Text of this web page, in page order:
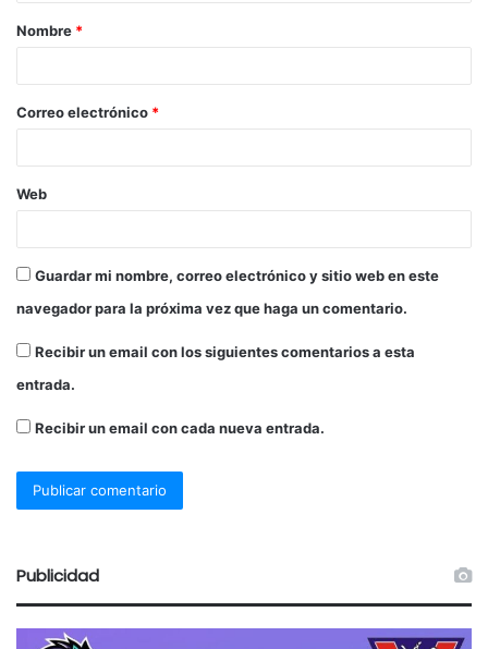
Nombre *
Correo electrónico *
Web
Guardar mi nombre, correo electrónico y sitio web en este
navegador para la próxima vez que haga un comentario.
Recibir un email con los siguientes comentarios a esta
entrada.
Recibir un email con cada nueva entrada.
Publicidad